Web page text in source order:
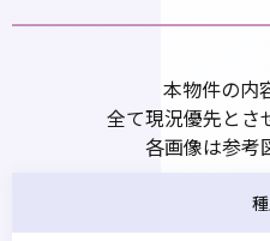
本物件の内
全て現況優先とさ
各画像は参考